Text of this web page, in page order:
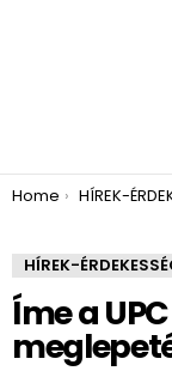
You are here:
Home HÍREK-
HÍREK-
Íme a